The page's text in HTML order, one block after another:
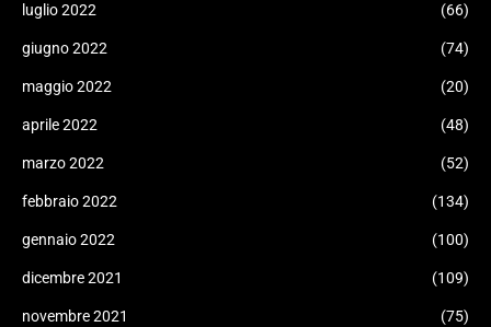
luglio 2022 (66)
giugno 2022 (74)
maggio 2022 (20)
aprile 2022 (48)
marzo 2022 (52)
febbraio 2022 (134)
gennaio 2022 (100)
dicembre 2021 (109)
novembre 2021 (75)